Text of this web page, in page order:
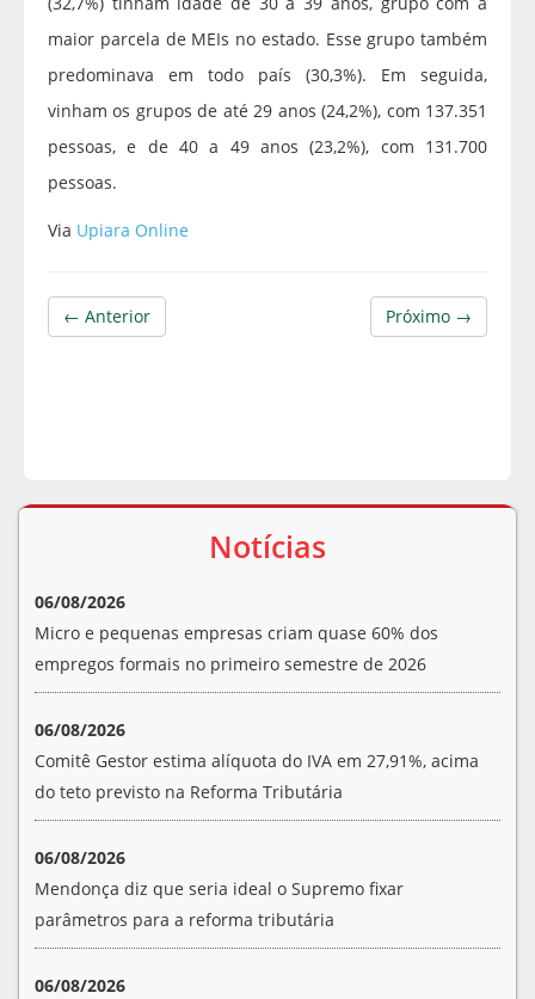
maior parcela de MEIs no estado. Esse grupo também
predominava em todo país (30,3%). Em seguida,
vinham os grupos de até 29 anos (24,2%), com 137.351
pessoas, e de 40 a 49 anos (23,2%), com 131.700
pessoas.
Via Upiara Online
Próximo →
← Anterior
Notícias
06/08/2026
Micro e pequenas empresas criam quase 60% dos
empregos formais no primeiro semestre de 2026
06/08/2026
Comitê Gestor estima alíquota do IVA em 27,91%, acima
do teto previsto na Reforma Tributária
06/08/2026
Mendonça diz que seria ideal o Supremo fixar
parâmetros para a reforma tributária
06/08/2026